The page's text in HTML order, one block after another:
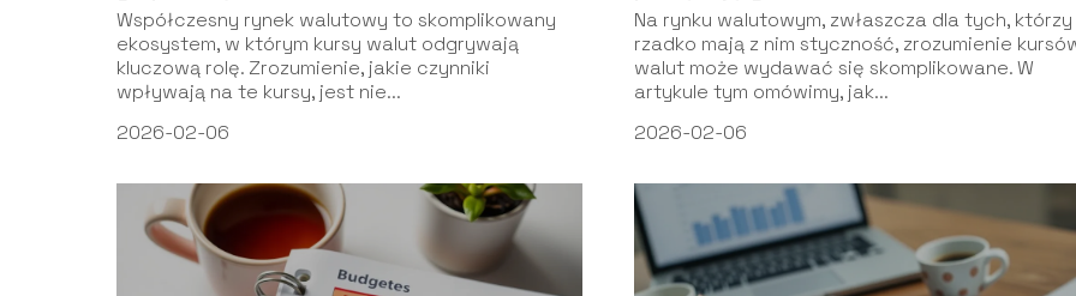
Współczesny rynek walutowy to skomplikowany
ekosystem, w którym kursy walut odgrywają
kluczową rolę. Zrozumienie, jakie czynniki
wpływają na te kursy, jest nie...
2026-02-06
Na rynku walutowym, zwłaszcza dla tych, którzy
rzadko mają z nim styczność, zrozumienie
walut może wydawać się skomplikowane. W
artykule tym omówimy, jak...
2026-02-06